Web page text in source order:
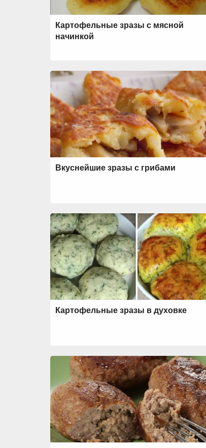
Картофельные зразы с мясной
начинкой
Вкуснейшие зразы с грибами
Картофельные зразы в духовке